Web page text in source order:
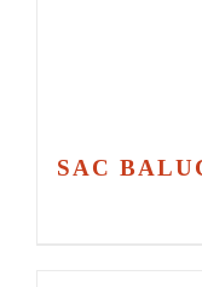
SAC